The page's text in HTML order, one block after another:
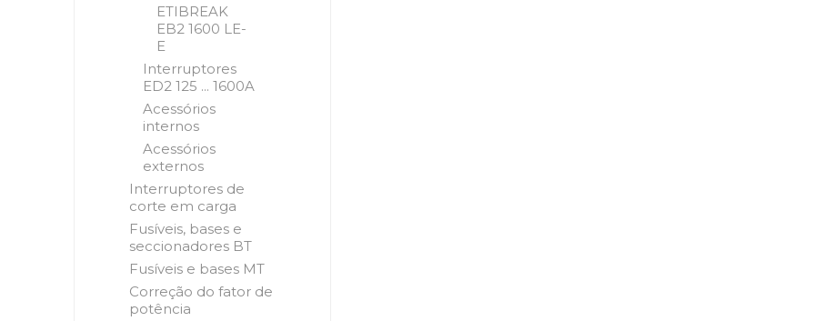
ETIBREAK
EB2 1600 LE-
E
Interruptores
ED2 125 ... 1600A
Acessórios
internos
Acessórios
externos
Interruptores de
corte em carga
Fusíveis, bases e
seccionadores BT
Fusíveis e bases MT
Correção do fator de
potência